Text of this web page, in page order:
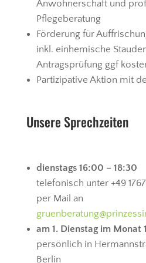
Anwohnerschaft und
Pflegeberatung
Förderung für
inkl. einhemische
Antragsprüfung ggf
Partizipative Aktion mit
Unsere Sprechzeiten
dienstags 16:00 – 18:30
telefonisch unter +49
per Mail an
am 1. Dienstag im Monat
persönlich in
Berlin